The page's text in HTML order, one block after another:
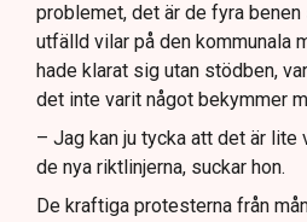
problemet, det är de fyra
utfälld vilar på den kommunala
hade klarat sig utan stödben,
det inte varit något bekymmer
– Jag kan ju tycka att det är lite
de nya riktlinjerna, suckar hon.
De kraftiga protesterna från